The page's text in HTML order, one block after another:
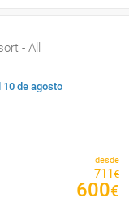
- All
10 de agosto
desde
711€
600€